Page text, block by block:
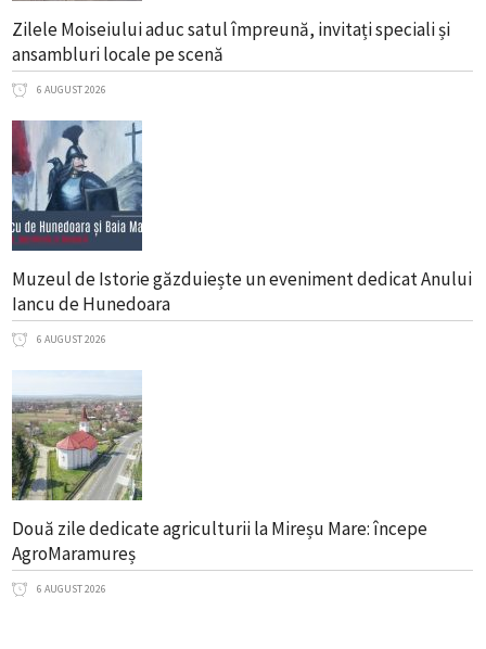
Zilele Moiseiului aduc satul împreună, invitați speciali și
ansambluri locale pe scenă
6 AUGUST 2026
Muzeul de Istorie găzduiește un eveniment dedicat Anului
Iancu de Hunedoara
6 AUGUST 2026
Două zile dedicate agriculturii la Mireșu Mare: începe
AgroMaramureș
6 AUGUST 2026